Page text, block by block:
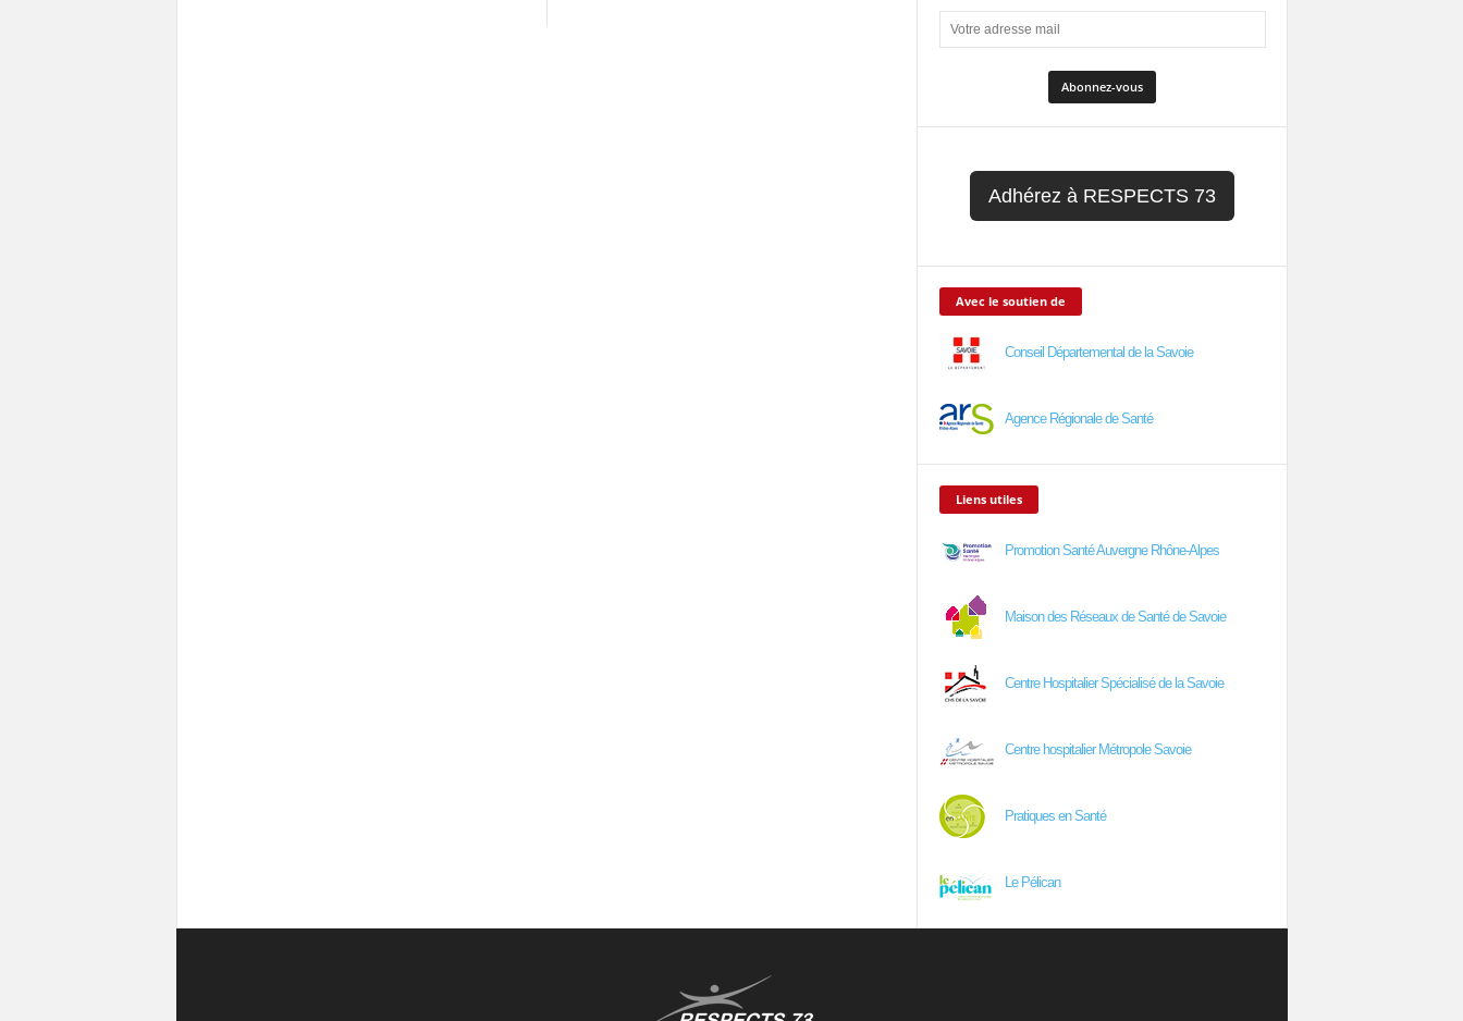
Adhérez à RESPECTS 73
Avec le soutien de
Conseil Départemental de la Savoie
Agence Régionale de Santé
Liens utiles
Promotion Santé Auvergne Rhône-Alpes
Maison des Réseaux de Santé de Savoie
Centre Hospitalier Spécialisé de la Savoie
Centre hospitalier Métropole Savoie
Pratiques en Santé
Le Pélican